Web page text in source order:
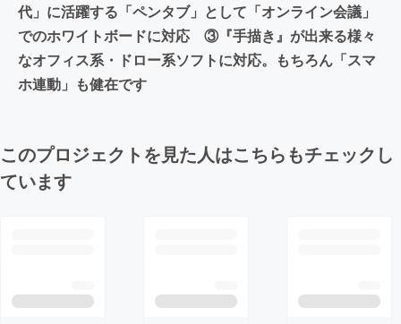
代」に活躍する「ペンタブ」として「オンライン会議」
でのホワイトボードに対応 ③『手描き』が出来る様々
なオフィス系・ドロー系ソフトに対応。もちろん「スマ
ホ連動」も健在です
このプロジェクトを見た人はこちらもチェックし
ています